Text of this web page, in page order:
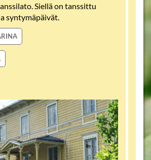
Siellä on tanssittu
syntymäpäivät.